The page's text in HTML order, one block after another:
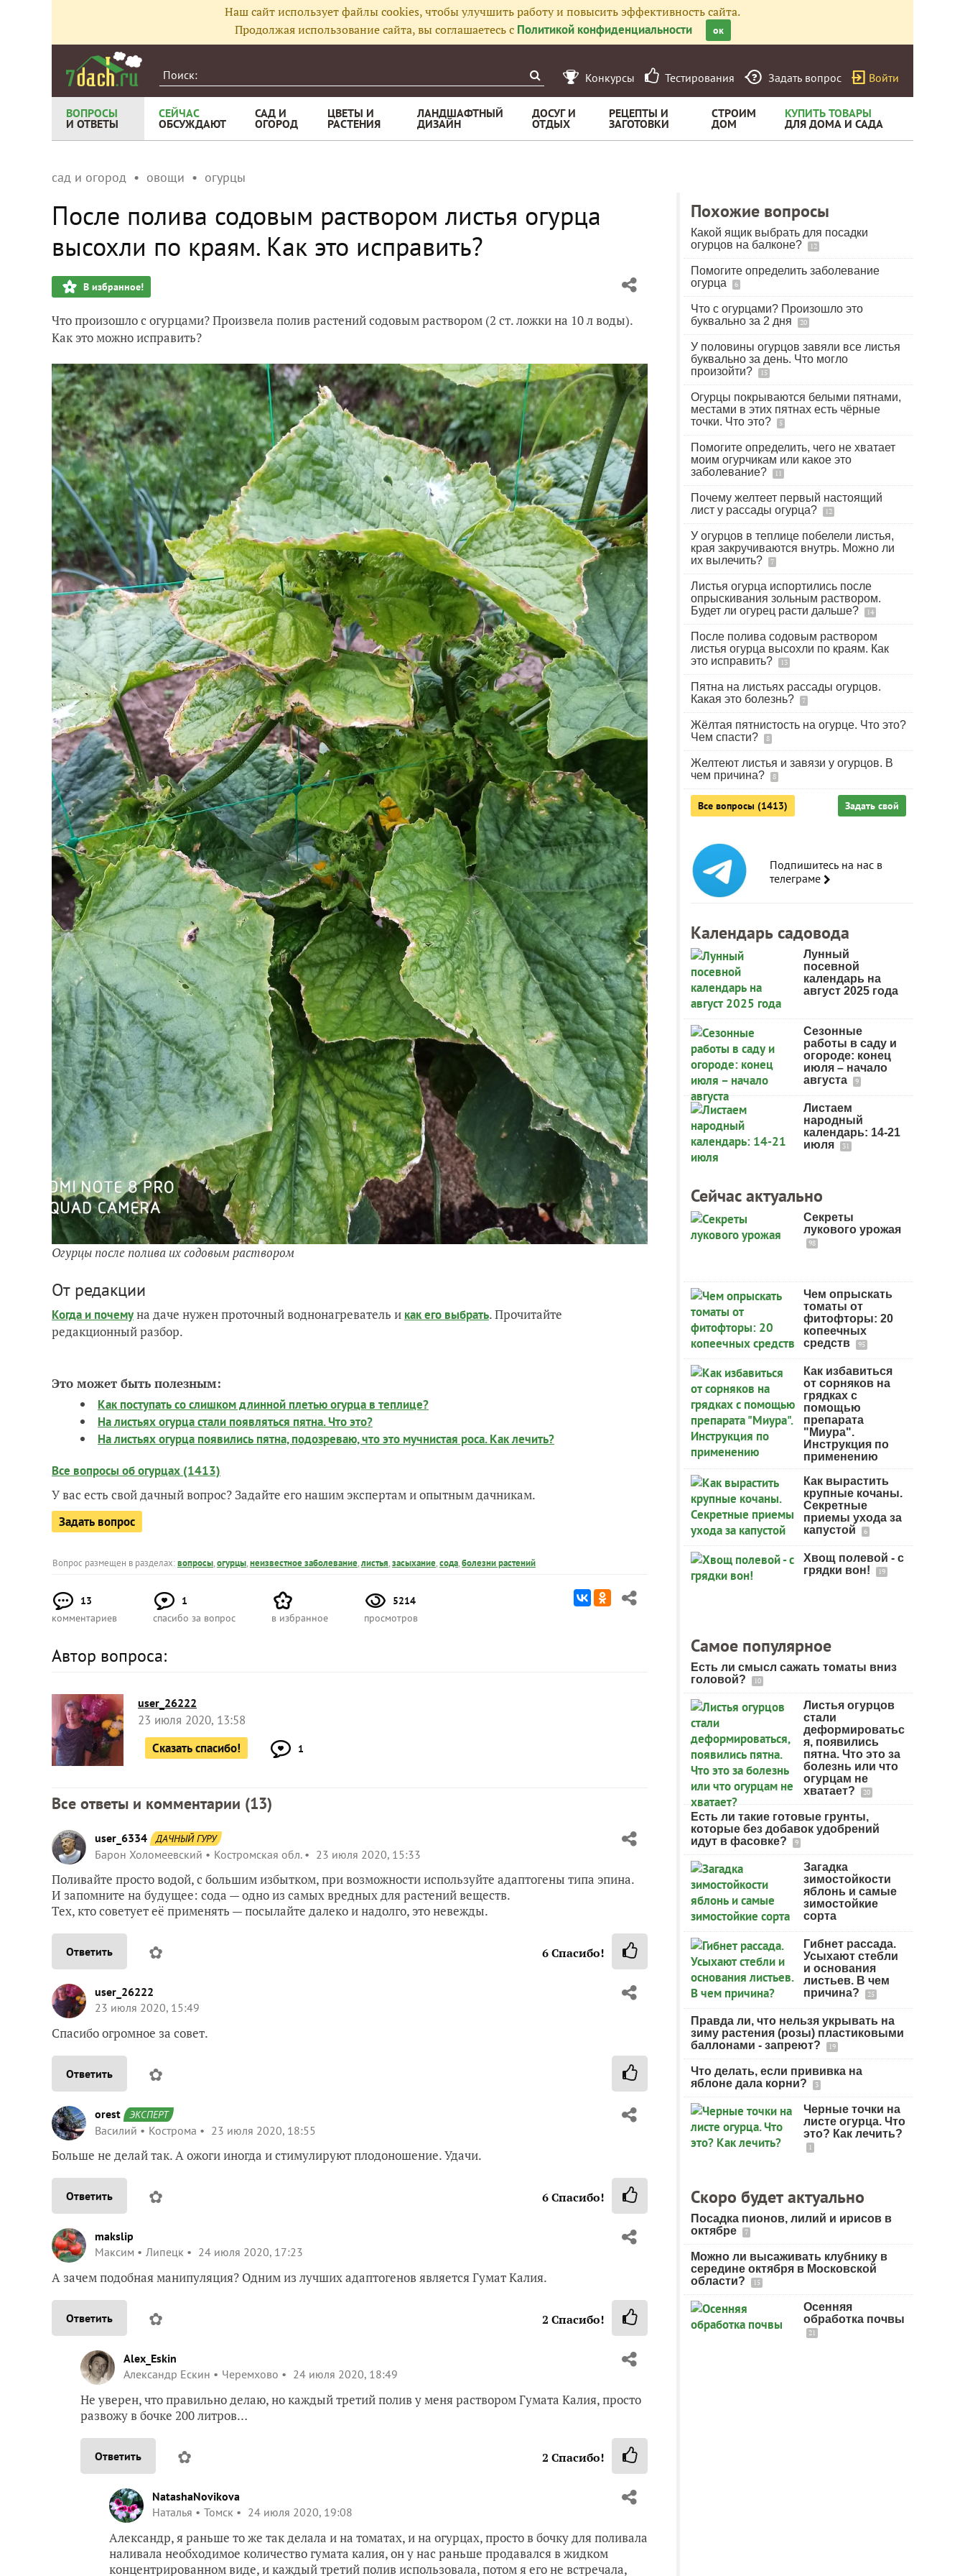
Наш сайт использует файлы cookies, чтобы улучшить работу и повысить эффективность сайта.
Продолжая использование сайта, вы соглашаетесь с Политикой конфиденциальности ок
Конкурсы Тестирования Задать вопрос Войти
ВОПРОСЫ
И ОТВЕТЫ
СЕЙЧАС
ОБСУЖДАЮТ
САД И
ОГОРОД
ЦВЕТЫ И
РАСТЕНИЯ
ЛАНДШАФТНЫЙ
ДИЗАЙН
ДОСУГ И
ОТДЫХ
РЕЦЕПТЫ И
ЗАГОТОВКИ
СТРОИМ
ДОМ
КУПИТЬ ТОВАРЫ
ДЛЯ ДОМА И САДА
сад и огород овощи огурцы
После полива содовым раствором листья огурца
высохли по краям. Как это исправить?
В избранное!
Что произошло с огурцами? Произвела полив растений содовым раствором (2 ст. ложки на 10 л воды).
Как это можно исправить?
Огурцы после полива их содовым раствором
От редакции
Когда и почемуна даче нужен проточный воднонагреватель и как его выбрать. Прочитайте
редакционный разбор.
Это может быть полезным:
Как поступать со слишком длинной плетью огурца в теплице?
На листьях огурца стали появляться пятна. Что это?
На листьях огурца появились пятна, подозреваю, что это мучнистая роса. Как лечить?
Все вопросы об огурцах (1413)
У вас есть свой дачный вопрос? Задайте его нашим экспертам и опытным дачникам.
Задать вопрос
Вопрос размещен в разделах:вопросы,огурцы,неизвестное заболевание,листья,засыхание,сода,болезни растений
13
комментариев
1
спасибо за вопрос
в избранное
5214
просмотров
Автор вопроса:
user_26222
23 июля 2020, 13:58
Сказать спасибо!
1
Все ответы и комментарии (13)
user_6334 ДАЧНЫЙ ГУРУ
Барон Холомеевский Костромская обл. 23 июля 2020, 15:33
Поливайте просто водой, с большим избытком, при возможности используйте адаптогены типа эпина.
И запомните на будущее: сода — одно из самых вредных для растений веществ.
Тех, кто советует её применять — посылайте далеко и надолго, это невежды.
Ответить ✿ 6Спасибо!
user_26222
23 июля 2020, 15:49
Спасибо огромное за совет.
Ответить ✿
orest ЭКСПЕРТ
Василий Кострома 23 июля 2020, 18:55
Больше не делай так. А ожоги иногда и стимулируют плодоношение. Удачи.
Ответить ✿ 6Спасибо!
makslip
Максим
Липецк 24 июля 2020, 17:23
А зачем подобная манипуляция? Одним из лучших адаптогенов является Гумат Калия.
Ответить ✿ 2 Спасибо!
Alex_Eskin
Александр Ескин
Черемхово 24 июля 2020, 18:49
Не уверен, что правильно делаю, но каждый третий полив у меня раствором Гумата Калия, просто
развожу в бочке 200 литров…
Ответить ✿ 2 Спасибо!
NatashaNovikova
Наталья
Томск 24 июля 2020, 19:08
Александр, я раньше то же так делала и на томатах, и на огурцах, просто в бочку для поливала
наливала необходимое количество гумата калия, он у нас раньше продавался в жидком
концентрированном виде, и каждый третий полив использовала, потом я его не встречала,
Похожие вопросы
Какой ящик выбрать для посадки
огурцов на балконе?
12
Помогите определить заболевание
огурца
6
Что с огурцами? Произошло это
буквально за 2 дня
20
У половины огурцов завяли все листья
буквально за день. Что могло
произойти?
15
Огурцы покрываются белыми пятнами,
местами в этих пятнах есть чёрные
точки. Что это?
5
Помогите определить, чего не хватает
моим огурчикам или какое это
заболевание?
11
Почему желтеет первый настоящий
лист у рассады огурца?
12
У огурцов в теплице побелели листья,
края закручиваются внутрь. Можно ли
их вылечить?
7
Листья огурца испортились после
опрыскивания зольным раствором.
Будет ли огурец расти дальше?
14
После полива содовым раствором
листья огурца высохли по краям. Как
это исправить?
13
Пятна на листьях рассады огурцов.
Какая это болезнь?
7
Жёлтая пятнистость на огурце. Что это?
Чем спасти?
8
Желтеют листья и завязи у огурцов. В
чем причина?
8
Все вопросы (1413) Задать свой
Подпишитесь на нас в
телеграме
Календарь садовода
Лунный
посевной
календарь на
август 2025 года
Сезонные
работы в саду и
огороде: конец
июля – начало
августа
9
Листаем
народный
календарь: 14-21
июля
31
Сейчас актуально
Секреты
лукового урожая
98
Чем опрыскать
томаты от
фитофторы: 20
копеечных
средств
95
Как избавиться
от сорняков на
грядках с
помощью
препарата
"Миура".
Инструкция по
применению
Как вырастить
крупные кочаны.
Секретные
приемы ухода за
капустой
6
Хвощ полевой - с
грядки вон!
19
Самое популярное
Есть ли смысл сажать томаты вниз
головой?
10
Листья огурцов
стали
деформироватьс
я, появились
пятна. Что это за
болезнь или что
огурцам не
хватает?
20
Есть ли такие готовые грунты,
которые без добавок удобрений
идут в фасовке?
9
Загадка
зимостойкости
яблонь и самые
зимостойкие
сорта
Гибнет рассада.
Усыхают стебли
и основания
листьев. В чем
причина?
25
Правда ли, что нельзя укрывать на
зиму растения (розы) пластиковыми
баллонами - запреют?
19
Что делать, если прививка на
яблоне дала корни?
3
Черные точки на
листе огурца. Что
это? Как лечить?
1
Скоро будет актуально
Посадка пионов, лилий и ирисов в
октябре
7
Можно ли высаживать клубнику в
середине октября в Московской
области?
15
Осенняя
обработка почвы
21